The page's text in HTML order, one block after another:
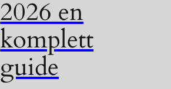
2026 en
komplett
guide